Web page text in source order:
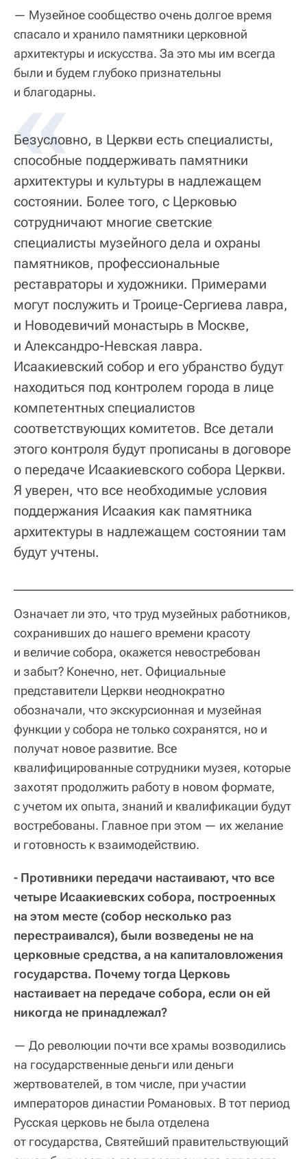
— Музейное сообщество очень долгое время
спасало и хранило памятники церковной
архитектуры и искусства. За это мы им всегда
были и будем глубоко признательны
и благодарны.
Безусловно, в Церкви есть специалисты,
способные поддерживать памятники
архитектуры и культуры в надлежащем
состоянии. Более того, с Церковью
сотрудничают многие светские
специалисты музейного дела и охраны
памятников, профессиональные
реставраторы и художники. Примерами
могут послужить и Троице-Сергиева лавра,
и Новодевичий монастырь в Москве,
и Александро-Невская лавра.
Исаакиевский собор и его убранство будут
находиться под контролем города в лице
компетентных специалистов
соответствующих комитетов. Все детали
этого контроля будут прописаны в договоре
о передаче Исаакиевского собора Церкви.
Я уверен, что все необходимые условия
поддержания Исаакия как памятника
архитектуры в надлежащем состоянии там
будут учтены.
Означает ли это, что труд музейных работников,
сохранивших до нашего времени красоту
и величие собора, окажется невостребован
и забыт? Конечно, нет. Официальные
представители Церкви неоднократно
обозначали, что экскурсионная и музейная
функции у собора не только сохранятся, но и
получат новое развитие. Все
квалифицированные сотрудники музея, которые
захотят продолжить работу в новом формате,
с учетом их опыта, знаний и квалификации будут
востребованы. Главное при этом — их желание
и готовность к взаимодействию.
- Противники передачи настаивают, что все
четыре Исаакиевских собора, построенных
на этом месте (собор несколько раз
перестраивался), были возведены не на
церковные средства, а на капиталовложения
государства. Почему тогда Церковь
настаивает на передаче собора, если он ей
никогда не принадлежал?
— До революции почти все храмы возводились
на государственные деньги или деньги
жертвователей, в том числе, при участии
императоров династии Романовых. В тот период
Русская церковь не была отделена
от государства, Святейший правительствующий